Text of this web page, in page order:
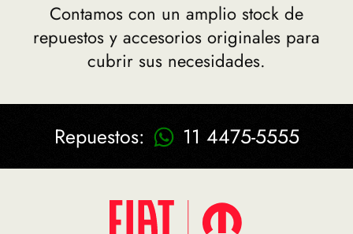
Contamos con un amplio stock de
repuestos y accesorios originales para
cubrir sus necesidades.
Repuestos: 11 4475-5555